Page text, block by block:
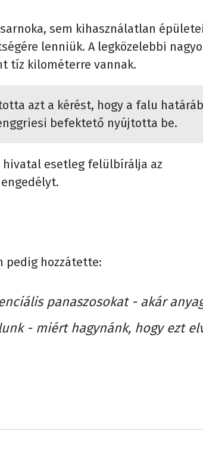
sem kihasználatlan
lenniük. A legközelebbi
tíz kilométerre vannak.
azt a kérést, hogy a falu
befektető nyújtotta be.
hivatal esetleg felülbírálja az
pedig hozzátette:
panaszosokat - akár
- miért hagynánk, hogy ezt